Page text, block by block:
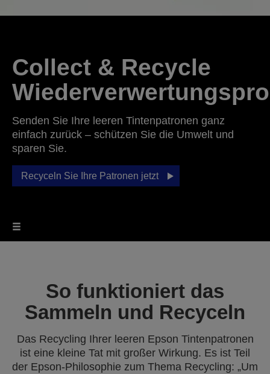
Collect & Recycle
Senden Sie Ihre leeren Tintenpatronen ganz
einfach zurück – schützen Sie die Umwelt und
sparen Sie.
Recyceln Sie Ihre Patronen jetzt
So funktioniert das
Sammeln und Recyceln
Das Recycling Ihrer leeren Epson Tintenpatronen
ist eine kleine Tat mit großer Wirkung. Es ist Teil
der Epson-Philosophie zum Thema Recycling: „Um